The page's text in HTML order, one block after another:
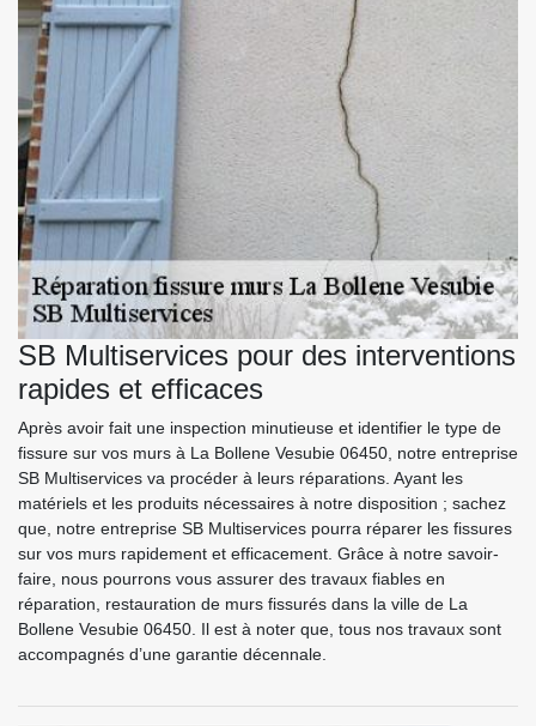
SB Multiservices pour des interventions
rapides et efficaces
Après avoir fait une inspection minutieuse et identifier le type de
fissure sur vos murs à La Bollene Vesubie 06450, notre entreprise
SB Multiservices va procéder à leurs réparations. Ayant les
matériels et les produits nécessaires à notre disposition ; sachez
que, notre entreprise SB Multiservices pourra réparer les fissures
sur vos murs rapidement et efficacement. Grâce à notre savoir-
faire, nous pourrons vous assurer des travaux fiables en
réparation, restauration de murs fissurés dans la ville de La
Bollene Vesubie 06450. Il est à noter que, tous nos travaux sont
accompagnés d’une garantie décennale.